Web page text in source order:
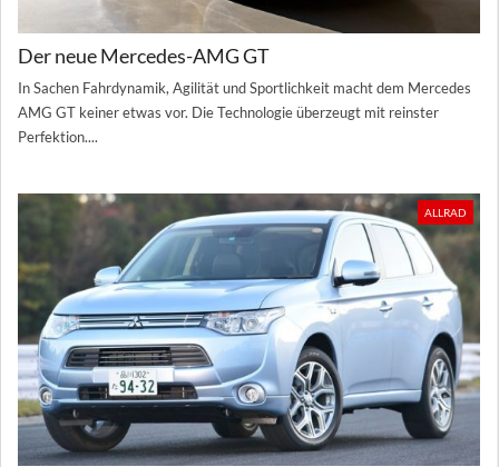
Der neue Mercedes-AMG GT
In Sachen Fahrdynamik, Agilität und Sportlichkeit macht dem Mercedes
AMG GT keiner etwas vor. Die Technologie überzeugt mit reinster
Perfektion....
ALLRAD